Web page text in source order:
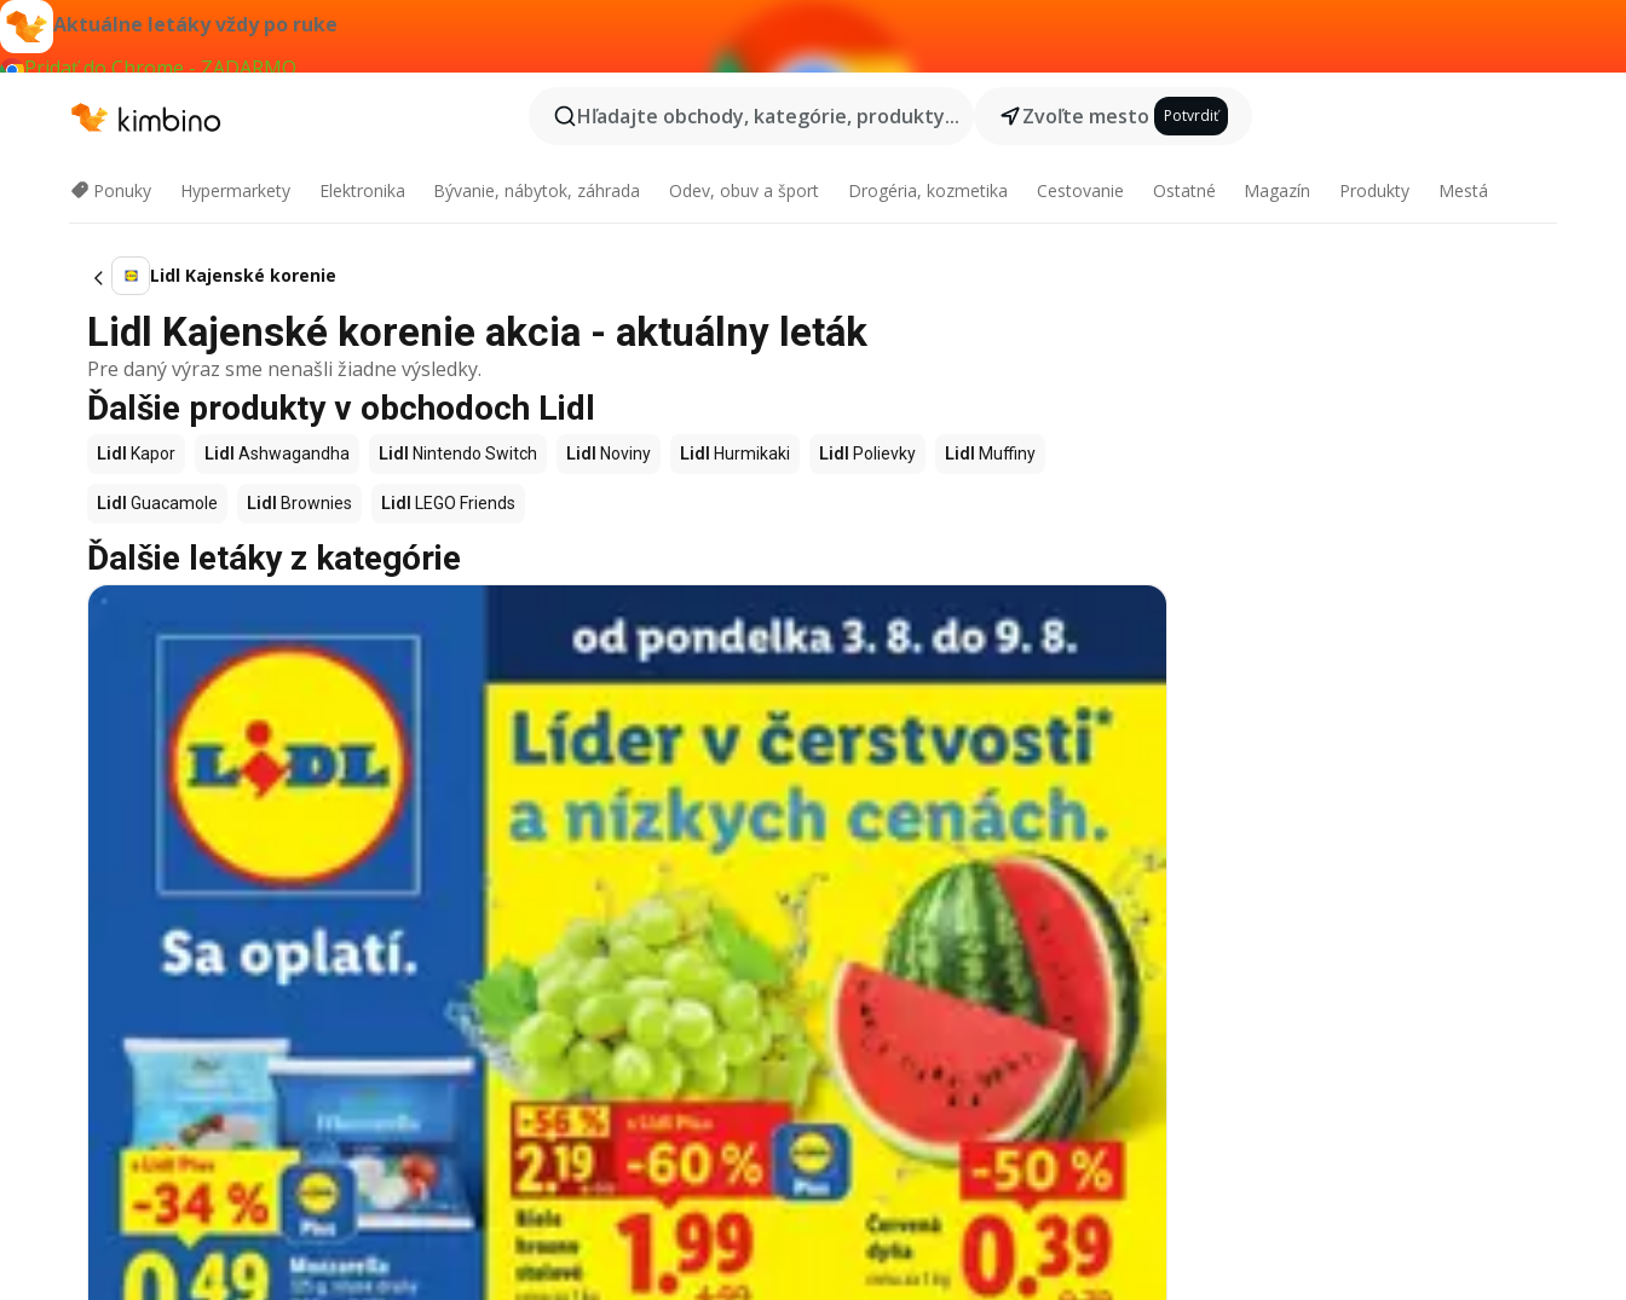
Aktuálne letáky vždy po ruke
Pridať do Chrome - ZADARMO
Hľadajte obchody, kategórie, produkty...
Zvoľte mesto Potvrdiť
Ponuky Hypermarkety Elektronika Bývanie, nábytok, záhrada Odev, obuv a šport Drogéria, kozmetika Cestovanie Ostatné Magazín Produkty Mestá
Lidl Kajenské korenie
Lidl Kajenské korenie akcia - aktuálny leták
Pre daný výraz sme nenašli žiadne výsledky.
Ďalšie produkty v obchodoch Lidl
Lidl Kapor Lidl Ashwagandha Lidl Nintendo Switch Lidl Noviny Lidl Hurmikaki Lidl Polievky Lidl Muffiny
Lidl Guacamole Lidl Brownies Lidl LEGO Friends
Ďalšie letáky z kategórie